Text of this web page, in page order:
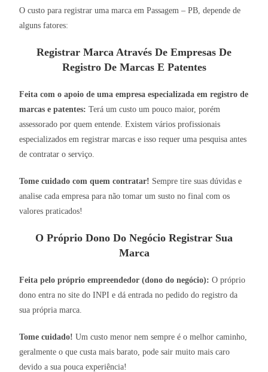
O custo para registrar uma marca em Passagem – PB, depende de
alguns fatores:
Registrar Marca Através De Empresas De
Registro De Marcas E Patentes
Feita com o apoio de uma empresa especializada em registro de
marcas e patentes: Terá um custo um pouco maior, porém
assessorado por quem entende. Existem vários profissionais
especializados em registrar marcas e isso requer uma pesquisa antes
de contratar o serviço.
Tome cuidado com quem contratar! Sempre tire suas dúvidas e
analise cada empresa para não tomar um susto no final com os
valores praticados!
O Próprio Dono Do Negócio Registrar Sua
Marca
Feita pelo próprio empreendedor (dono do negócio): O próprio
dono entra no site do INPI e dá entrada no pedido do registro da
sua própria marca.
Tome cuidado! Um custo menor nem sempre é o melhor caminho,
geralmente o que custa mais barato, pode sair muito mais caro
devido a sua pouca experiência!